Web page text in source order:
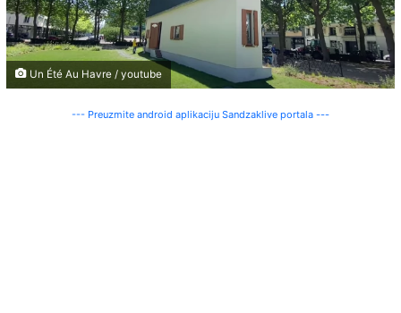
Un Été Au Havre / youtube
--- Preuzmite android aplikaciju Sandzaklive portala ---